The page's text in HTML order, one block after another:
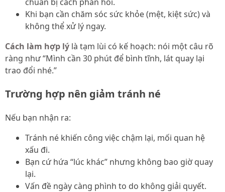
Khi bạn cần chăm sóc sức khỏe (mệt, kiệt sức) và
không thể xử lý ngay.
Cách làm hợp lý là tạm lùi có kế hoạch: nói một câu rõ
ràng như “Mình cần 30 phút để bình tĩnh, lát quay lại
trao đổi nhé.”
Trường hợp nên giảm tránh né
Nếu bạn nhận ra:
Tránh né khiến công việc chậm lại, mối quan hệ
xấu đi.
Bạn cứ hứa “lúc khác” nhưng không bao giờ quay
lại.
Vấn đề ngày càng phình to do không giải quyết.